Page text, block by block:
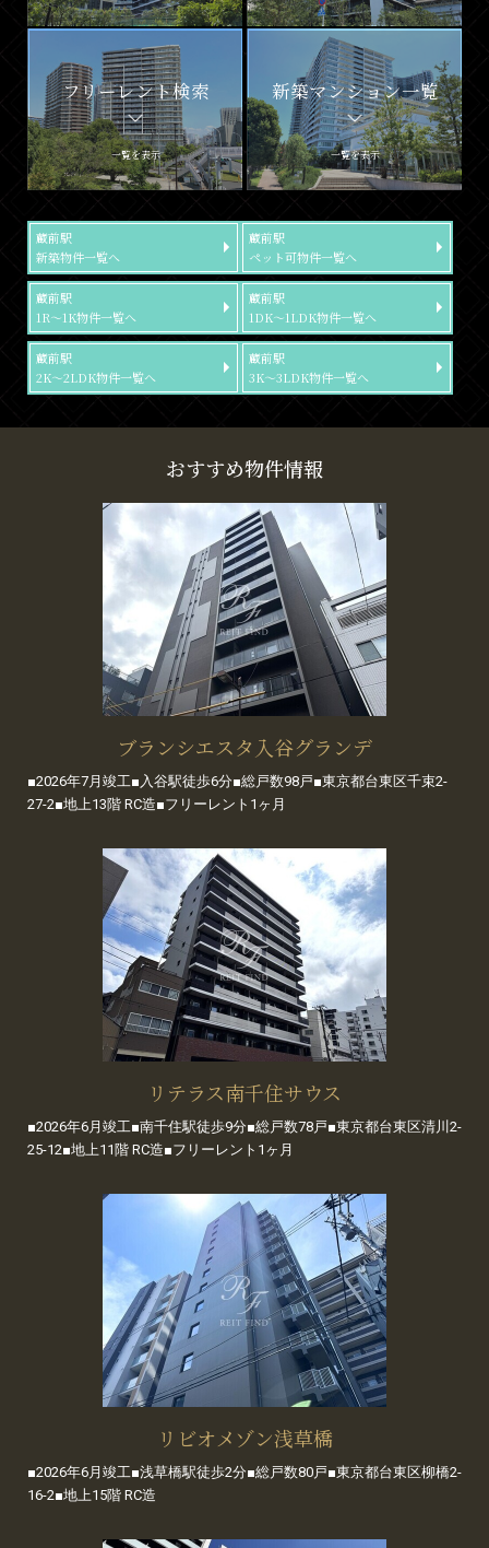
フリーレント検索
一覧を表示
新築マンション一覧
一覧を表示
蔵前駅
新築物件一覧へ
蔵前駅
ペット可物件一覧へ
蔵前駅
1R～1K物件一覧へ
蔵前駅
1DK～1LDK物件一覧へ
蔵前駅
2K～2LDK物件一覧へ
蔵前駅
3K～3LDK物件一覧へ
おすすめ物件情報
ブランシエスタ入谷グランデ
■2026年7月竣工■入谷駅徒歩6分■総戸数98戸■東京都台東区千束2-
27-2■地上13階 RC造■フリーレント1ヶ月
リテラス南千住サウス
■2026年6月竣工■南千住駅徒歩9分■総戸数78戸■東京都台東区清川2-
25-12■地上11階 RC造■フリーレント1ヶ月
リビオメゾン浅草橋
■2026年6月竣工■浅草橋駅徒歩2分■総戸数80戸■東京都台東区柳橋2-
16-2■地上15階 RC造